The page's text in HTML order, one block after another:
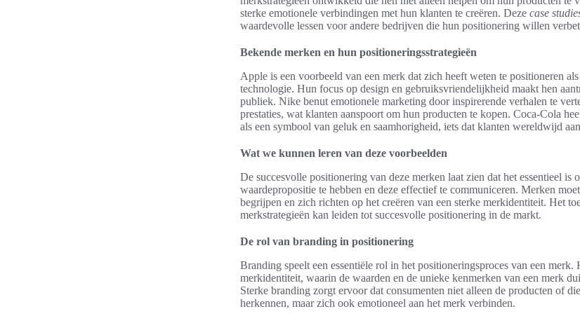
sterke emotionele verbindingen met hun klanten te creëren. Deze case
waardevolle lessen voor andere bedrijven die hun positionering willen
Bekende merken en hun positioneringsstrategieën
Apple is een voorbeeld van een merk dat zich heeft weten te positioneren
technologie. Hun focus op design en gebruiksvriendelijkheid maakt hen
publiek. Nike benut emotionele marketing door inspirerende verhalen te
prestaties, wat klanten aanspoort om hun producten te kopen. Coca-Cola
als een symbool van geluk en saamhorigheid, iets dat klanten wereldwijd
Wat we kunnen leren van deze voorbeelden
De succesvolle positionering van deze merken laat zien dat het essentieel is
waardepropositie te hebben en deze effectief te communiceren. Merken
begrijpen en zich richten op het creëren van een sterke merkidentiteit. Het
merkstrategieën kan leiden tot succesvolle positionering in de markt.
De rol van branding in positionering
Branding speelt een essentiële rol in het positioneringsproces van een merk.
merkidentiteit, waarin de waarden en de unieke kenmerken van een merk
Sterke branding zorgt ervoor dat consumenten niet alleen de producten of
herkennen, maar zich ook emotioneel aan het merk verbinden.